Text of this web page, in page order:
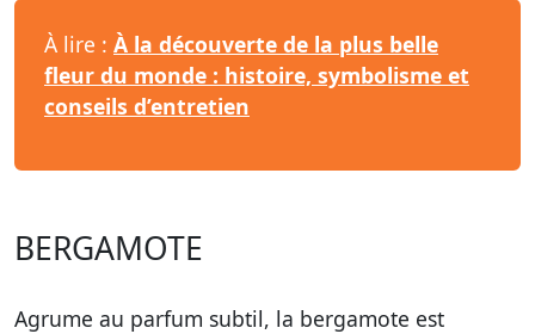
À lire : À la découverte de la plus belle
fleur du monde : histoire, symbolisme et
conseils d’entretien
BERGAMOTE
Agrume au parfum subtil, la bergamote est